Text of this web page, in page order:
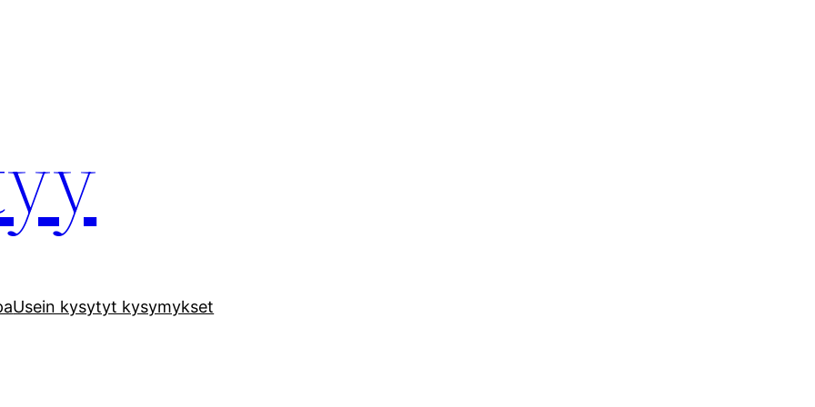
Usein kysytyt kysymykset